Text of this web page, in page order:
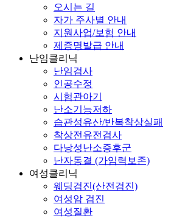
오시는 길
자가 주사별 안내
지원사업/보험 안내
제증명발급 안내
난임클리닉
난임검사
인공수정
시험관아기
난소기능저하
습관성유산/반복착상실패
착상전유전검사
다낭성난소증후군
난자동결 (가임력보존)
여성클리닉
웨딩검진(산전검진)
여성암 검진
여성질환